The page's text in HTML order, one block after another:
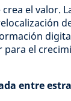
el valor.
para el
entre